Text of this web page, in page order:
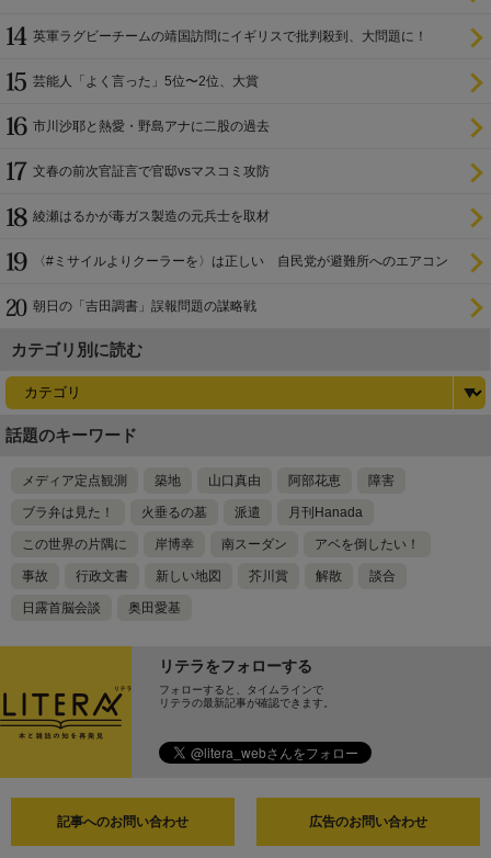
英軍ラグビーチームの靖国訪問にイギリスで批判殺到、大問題に！
芸能人「よく言った」5位〜2位、大賞
市川沙耶と熱愛・野島アナに二股の過去
文春の前次官証言で官邸vsマスコミ攻防
綾瀬はるかが毒ガス製造の元兵士を取材
〈#ミサイルよりクーラーを〉は正しい 自民党が避難所へのエアコン
朝日の「吉田調書」誤報問題の謀略戦
カテゴリ別に読む
話題のキーワード
メディア定点観測 築地 山口真由 阿部花恵 障害
ブラ弁は見た！ 火垂るの墓 派遣 月刊Hanada
この世界の片隅に 岸博幸 南スーダン アベを倒したい！
事故 行政文書 新しい地図 芥川賞 解散 談合
日露首脳会談 奥田愛基
リテラをフォローする
フォローすると、タイムラインで
リテラの最新記事が確認できます。
記事へのお問い合わせ 広告のお問い合わせ